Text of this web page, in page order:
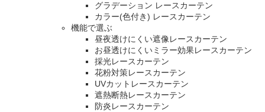
グラデーション レースカーテン
カラー(色付き) レースカーテン
機能で選ぶ
昼夜透けにくい遮像レースカーテン
お昼透けにくいミラー効果レースカーテン
採光レースカーテン
花粉対策レースカーテン
UVカットレースカーテン
遮熱断熱レースカーテン
防炎レースカーテン